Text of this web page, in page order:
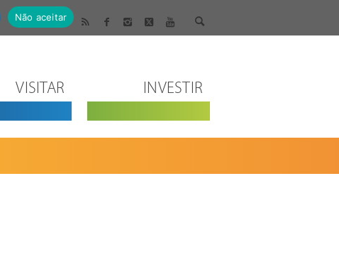
VISITAR INVESTIR
Não aceitar